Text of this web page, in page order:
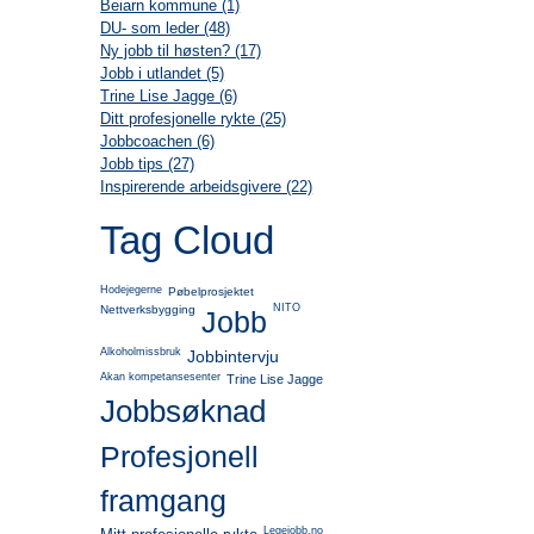
Beiarn kommune (1)
DU- som leder (48)
Ny jobb til høsten? (17)
Jobb i utlandet (5)
Trine Lise Jagge (6)
Ditt profesjonelle rykte (25)
Jobbcoachen (6)
Jobb tips (27)
Inspirerende arbeidsgivere (22)
Tag Cloud
Hodejegerne Pøbelprosjektet
Nettverksbygging Jobb NITO
Alkoholmissbruk Jobbintervju
Akan kompetansesenter Trine Lise Jagge
Jobbsøknad
Profesjonell
framgang
Legejobb.no